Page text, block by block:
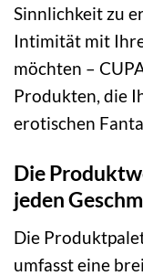
Sinnlichkeit zu
Intimität mit
möchten –
Produkten, die
erotischen
Die
jeden
Die
umfasst eine